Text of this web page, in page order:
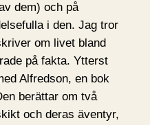
dem) och på
i den. Jag tror
om livet bland
på fakta. Ytterst
Alfredson, en bok
berättar om två
och deras äventyr,